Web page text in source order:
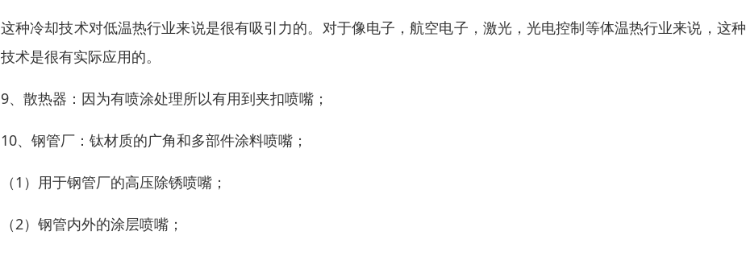
这种冷却技术对低温热行业来说是很有吸引力的。对于像电子，航空电子，激光，光电控制等体温热行业来说，这
技术是很有实际应用的。
9、散热器：因为有喷涂处理所以有用到夹扣喷嘴；
10、钢管厂：钛材质的广角和多部件涂料喷嘴；
（1）用于钢管厂的高压除锈喷嘴；
（2）钢管内外的涂层喷嘴；